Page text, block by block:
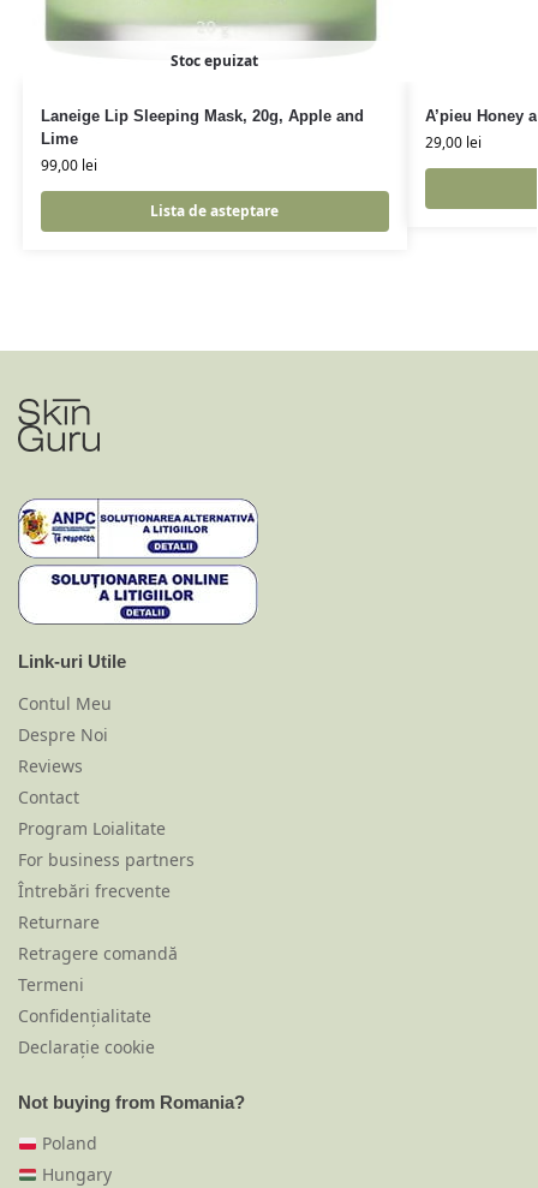
Stoc epuizat
Laneige Lip Sleeping Mask, 20g, Apple and
Lime
99,00 lei
Lista de asteptare
A’pieu Honey
29,00 lei
Link-uri Utile
Contul Meu
Despre Noi
Reviews
Contact
Program Loialitate
For business partners
Întrebări frecvente
Returnare
Retragere comandă
Termeni
Confidențialitate
Declarație cookie
Not buying from Romania?
Poland
Hungary